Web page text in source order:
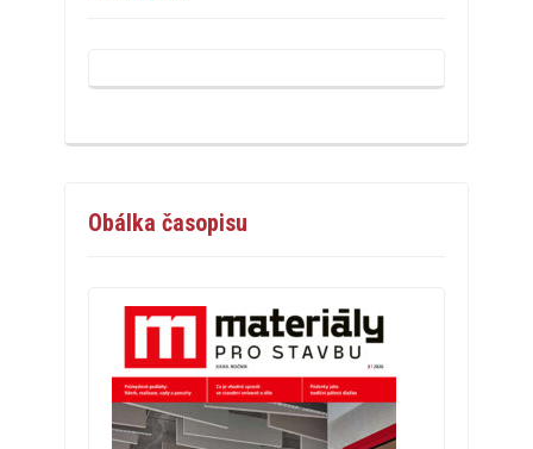
Obálka časopisu